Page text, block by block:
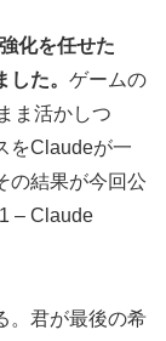
化を任せた
た。 ゲームの
ま活かしつ
をClaudeが一
の結果が今回公
– Claude
。君が最後の希